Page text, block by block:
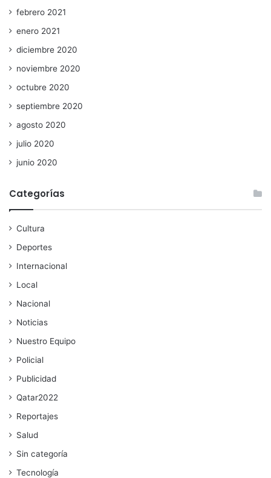
febrero 2021
enero 2021
diciembre 2020
noviembre 2020
octubre 2020
septiembre 2020
agosto 2020
julio 2020
junio 2020
Categorías
Cultura
Deportes
Internacional
Local
Nacional
Noticias
Nuestro Equipo
Policial
Publicidad
Qatar2022
Reportajes
Salud
Sin categoría
Tecnología